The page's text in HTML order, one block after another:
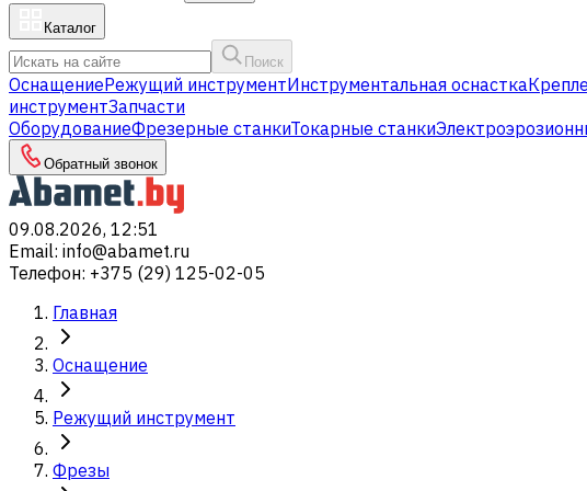
Каталог
Поиск
ОснащениеРежущий инструментИнструментальная оснастка
инструментЗапчасти
ОборудованиеФрезерные станкиТокарные станки
Обратный звонок
09.08.2026, 12:51
Email: info@abamet.ru
Телефон: +375 (29) 125-02-05
Главная
Оснащение
Режущий инструмент
Фрезы